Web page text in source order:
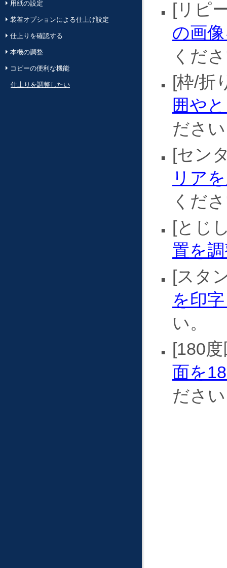
用紙の設定
装着オプションによる仕上げ設定
仕上りを確認する
本機の調整
コピーの便利な機能
仕上りを調整したい
リピ
の画
くだ
枠/折
囲や
ださ
セン
リア
くだ
とじ
置を
スタ
を印
い。
180
面を
ださ